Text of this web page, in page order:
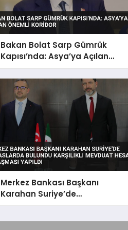
Bakan Bolat Sarp Gümrük
Kapısı’nda: Asya’ya Açılan
Önemli Koridor
Merkez Bankası Başkanı
Karahan Suriye’de
Temaslarda Bulundu Karşılıklı